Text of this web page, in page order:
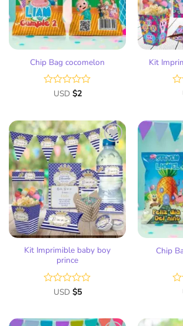
Chip Bag cocomelon
Valorado
de
5
USD $2
Kit
de
Añadir
a la
lista
de
deseos
Kit Imprimible baby boy
prince
Valorado
de
USD $5
Chip
de